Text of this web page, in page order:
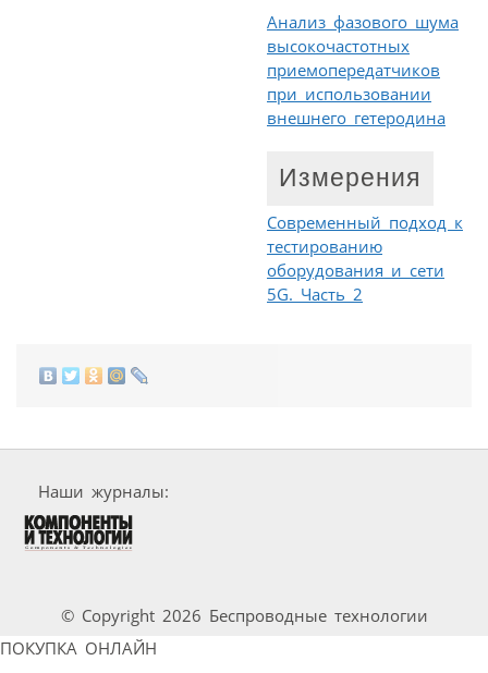
Анализ фазового шума
высокочастотных
приемопередатчиков
при использовании
внешнего гетеродина
Измерения
Современный подход к
тестированию
оборудования и сети
5G. Часть 2
Наши журналы:
© Copyright 2026 Беспроводные технологии
ПОКУПКА ОНЛАЙН